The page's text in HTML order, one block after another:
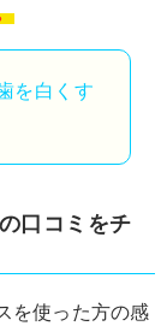
を白くす
口コミをチ
を使った方の感